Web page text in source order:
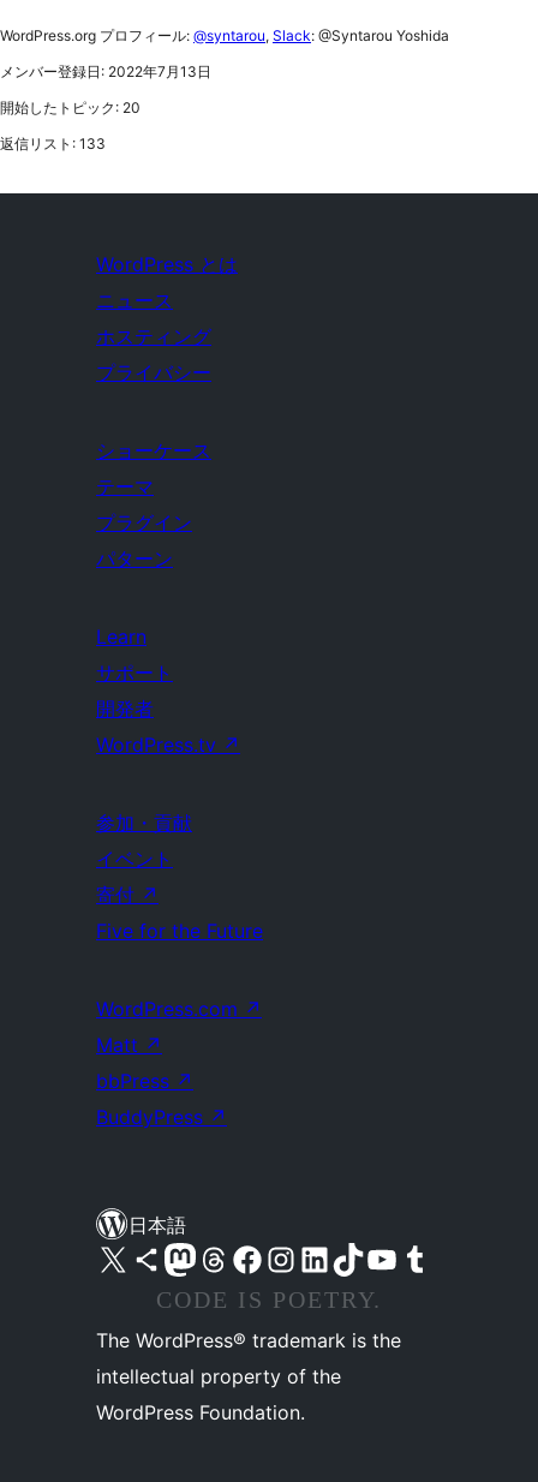
WordPress.org プロフィール: @syntarou, Slack: @Syntarou Yoshida
メンバー登録日: 2022年7月13日
開始したトピック: 20
返信リスト: 133
WordPress とは
ニュース
ホスティング
プライバシー
ショーケース
テーマ
プラグイン
パターン
Learn
サポート
開発者
WordPress.tv ↗
参加・貢献
イベント
寄付 ↗
Five for the Future
WordPress.com ↗
Matt ↗
bbPress ↗
BuddyPress ↗
日本語
X (旧 Twitter) アカウントへ Bluesky アカウントへ Mastodon アカウントへ Threads アカウントへ Facebook ページへ Instagram アカウントへ LinkedIn アカウントへTikTok アカウントへ YouTube チャンネルへ Tumblr アカウントへ
CODE IS POETRY.
The WordPress® trademark is the
intellectual property of the
WordPress Foundation.